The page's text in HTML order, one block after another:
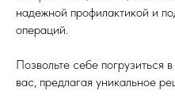
надежной профилактикой и
операций.
Позвольте себе погрузиться
вас, предлагая уникальное